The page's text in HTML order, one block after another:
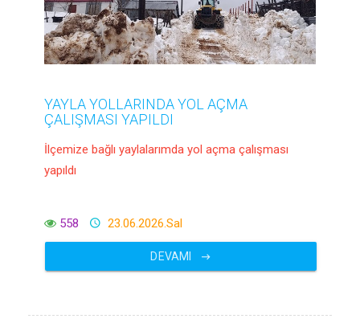
YAYLA YOLLARINDA YOL AÇMA
ÇALIŞMASI YAPILDI
İlçemize bağlı yaylalarımda yol açma çalışması
yapıldı
558 23.06.2026.Sal
DEVAMI